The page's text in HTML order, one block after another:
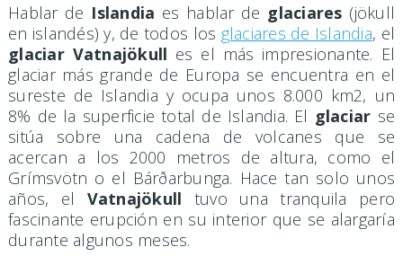
Hablar de Islandia es hablar de glaciares (jökull
en islandés) y, de todos los glaciares de Islandia, el
glaciar Vatnajökull es el más impresionante. El
glaciar más grande de Europa se encuentra en el
sureste de Islandia y ocupa unos 8.000 km2, un
8% de la superficie total de Islandia. El glaciar se
sitúa sobre una cadena de volcanes que se
acercan a los 2000 metros de altura, como el
Grímsvötn o el Bárðarbunga. Hace tan solo unos
años, el Vatnajökull tuvo una tranquila pero
fascinante erupción en su interior que se alargaría
durante algunos meses.